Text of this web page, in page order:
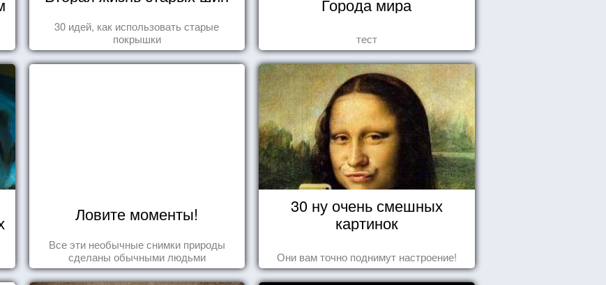
30 идей, как использовать старые
покрышки
Города мира
тест
Ловите моменты!
Все эти необычные снимки природы
сделаны обычными людьми
30 ну очень смешных
картинок
Они вам точно поднимут настроение!